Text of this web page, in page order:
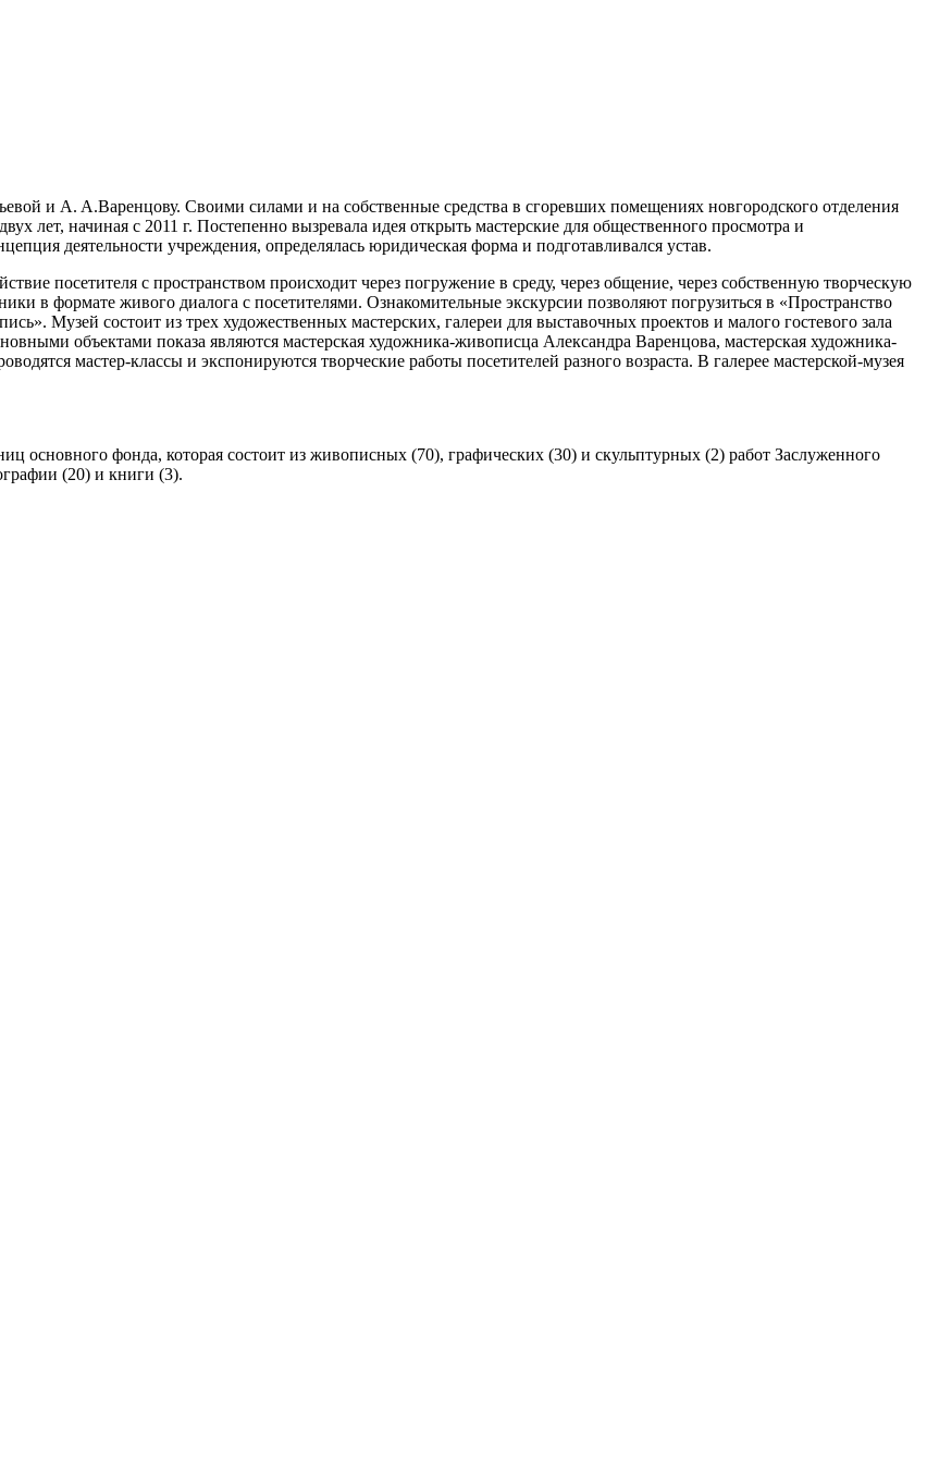
и А. А.Варенцову. Своими силами и на собственные средства в сгоревших помещениях новгородского отделения
лет, начиная с 2011 г. Постепенно вызревала идея открыть мастерские для общественного просмотра и
деятельности учреждения, определялась юридическая форма и подготавливался устав.
посетителя с пространством происходит через погружение в среду, через общение, через собственную творческую
в формате живого диалога с посетителями. Ознакомительные экскурсии позволяют погрузиться в «Пространство
Музей состоит из трех художественных мастерских, галереи для выставочных проектов и малого гостевого зала
объектами показа являются мастерская художника-живописца Александра Варенцова, мастерская художника-
мастер-классы и экспонируются творческие работы посетителей разного возраста. В галерее мастерской-музея
основного фонда, которая состоит из живописных (70), графических (30) и скульптурных (2) работ Заслуженного
(20) и книги (3).